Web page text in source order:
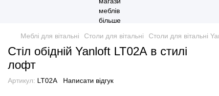
Меблі для вітальні Столи для вітальні Столи для вітальні
Стіл обідній Yanloft LT02А в стилі
лофт
Артикул: LT02А Написати відгук